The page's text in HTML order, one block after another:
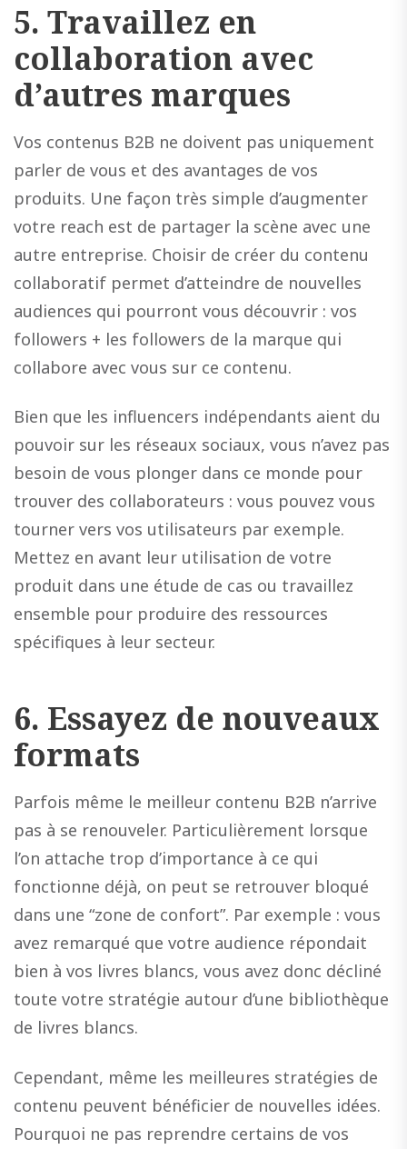
5. Travaillez en
collaboration avec
d’autres marques
Vos contenus B2B ne doivent pas uniquement
parler de vous et des avantages de vos
produits. Une façon très simple d’augmenter
votre reach est de partager la scène avec une
autre entreprise. Choisir de créer du contenu
collaboratif permet d’atteindre de nouvelles
audiences qui pourront vous découvrir : vos
followers + les followers de la marque qui
collabore avec vous sur ce contenu.
Bien que les influencers indépendants aient du
pouvoir sur les réseaux sociaux, vous n’avez pas
besoin de vous plonger dans ce monde pour
trouver des collaborateurs : vous pouvez vous
tourner vers vos utilisateurs par exemple.
Mettez en avant leur utilisation de votre
produit dans une étude de cas ou travaillez
ensemble pour produire des ressources
spécifiques à leur secteur.
6. Essayez de nouveaux
formats
Parfois même le meilleur contenu B2B n’arrive
pas à se renouveler. Particulièrement lorsque
l’on attache trop d’importance à ce qui
fonctionne déjà, on peut se retrouver bloqué
dans une “zone de confort”. Par exemple : vous
avez remarqué que votre audience répondait
bien à vos livres blancs, vous avez donc décliné
toute votre stratégie autour d’une bibliothèque
de livres blancs.
Cependant, même les meilleures stratégies de
contenu peuvent bénéficier de nouvelles idées.
Pourquoi ne pas reprendre certains de vos